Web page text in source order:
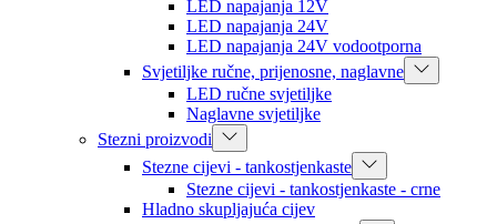
LED napajanja 12V
LED napajanja 24V
LED napajanja 24V vodootporna
Svjetiljke ručne, prijenosne, naglavne
LED ručne svjetiljke
Naglavne svjetiljke
Stezni proizvodi
Stezne cijevi - tankostjenkaste
Stezne cijevi - tankostjenkaste - crne
Hladno skupljajuća cijev